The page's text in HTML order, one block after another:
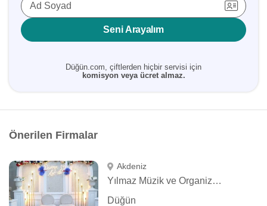
Ad Soyad
Seni Arayalım
Düğün.com, çiftlerden hiçbir servisi için
komisyon veya ücret almaz.
Önerilen Firmalar
Akdeniz
Yılmaz Müzik ve Organizasyon
Düğün